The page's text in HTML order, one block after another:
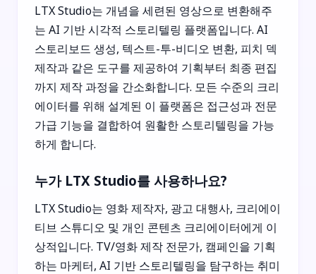
LTX Studio는 개념을 세련된 영상으로 변환해주
는 AI 기반 시각적 스토리텔링 플랫폼입니다. AI
스토리보드 생성, 텍스트-투-비디오 변환, 피치 덱
제작과 같은 도구를 제공하여 기획부터 최종 편집
까지 제작 과정을 간소화합니다. 모든 수준의 크리
에이터를 위해 설계된 이 플랫폼은 접근성과 전문
가급 기능을 결합하여 원활한 스토리텔링을 가능
하게 합니다.
누가 LTX Studio를 사용하나요?
LTX Studio는 영화 제작자, 광고 대행사, 크리에이
티브 스튜디오 및 개인 콘텐츠 크리에이터에게 이
상적입니다. TV/영화 제작 전문가, 캠페인을 기획
하는 마케터, AI 기반 스토리텔링을 탐구하는 취미